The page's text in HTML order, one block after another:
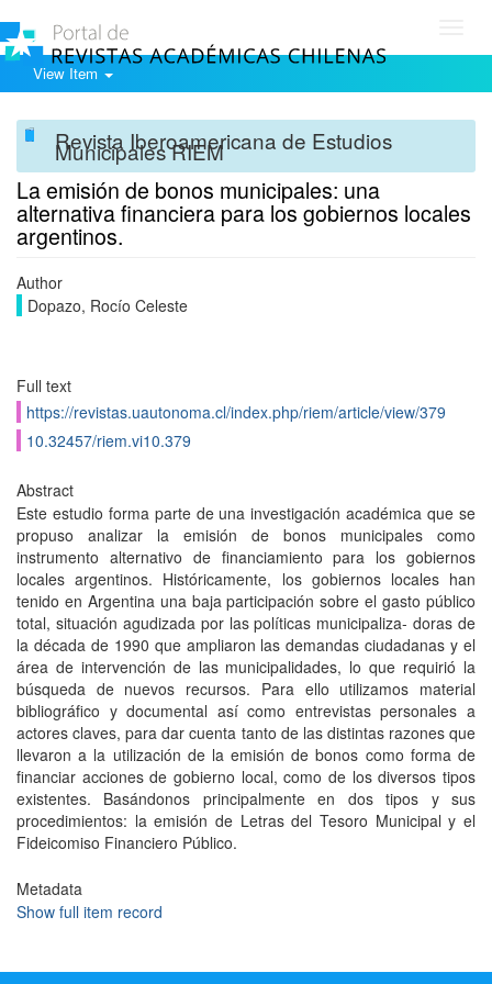
View Item
Revista Iberoamericana de Estudios
Municipales RIEM
La emisión de bonos municipales: una
alternativa financiera para los gobiernos locales
argentinos.
Author
Dopazo, Rocío Celeste
Full text
https://revistas.uautonoma.cl/index.php/riem/article/view/379
10.32457/riem.vi10.379
Abstract
Este estudio forma parte de una investigación académica que se
propuso analizar la emisión de bonos municipales como
instrumento alternativo de financiamiento para los gobiernos
locales argentinos. Históricamente, los gobiernos locales han
tenido en Argentina una baja participación sobre el gasto público
total, situación agudizada por las políticas municipaliza- doras de
la década de 1990 que ampliaron las demandas ciudadanas y el
área de intervención de las municipalidades, lo que requirió la
búsqueda de nuevos recursos. Para ello utilizamos material
bibliográfico y documental así como entrevistas personales a
actores claves, para dar cuenta tanto de las distintas razones que
llevaron a la utilización de la emisión de bonos como forma de
financiar acciones de gobierno local, como de los diversos tipos
existentes. Basándonos principalmente en dos tipos y sus
procedimientos: la emisión de Letras del Tesoro Municipal y el
Fideicomiso Financiero Público.
Metadata
Show full item record